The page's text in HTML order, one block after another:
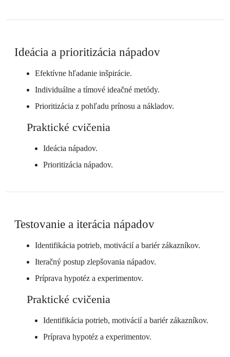
Ideácia a prioritizácia nápadov
Efektívne hľadanie inšpirácie.
Individuálne a tímové ideačné metódy.
Prioritizácia z pohľadu prínosu a nákladov.
Praktické cvičenia
Ideácia nápadov.
Prioritizácia nápadov.
Testovanie a iterácia nápadov
Identifikácia potrieb, motivácií a bariér zákazníkov.
Iteračný postup zlepšovania nápadov.
Príprava hypotéz a experimentov.
Praktické cvičenia
Identifikácia potrieb, motivácií a bariér zákazníkov.
Príprava hypotéz a experimentov.